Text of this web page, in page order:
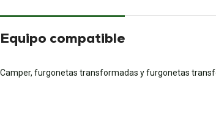
Equipo compatible
Camper, furgonetas transformadas y furgonetas